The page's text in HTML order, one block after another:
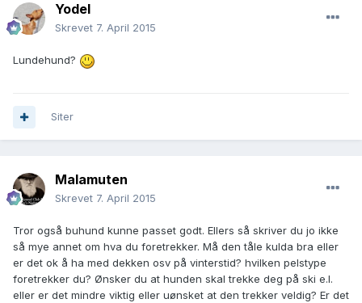
Yodel
Skrevet 7. April 2015
Lundehund?
Siter
Malamuten
Skrevet 7. April 2015
Tror også buhund kunne passet godt. Ellers så skriver du jo ikke
så mye annet om hva du foretrekker. Må den tåle kulda bra eller
er det ok å ha med dekken osv på vinterstid? hvilken pelstype
foretrekker du? Ønsker du at hunden skal trekke deg på ski e.l.
eller er det mindre viktig eller uønsket at den trekker veldig? Er det